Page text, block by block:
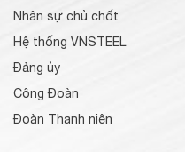
Nhân sự chủ chốt
Hệ thống VNSTEEL
Đảng ủy
Công Đoàn
Đoàn Thanh niên